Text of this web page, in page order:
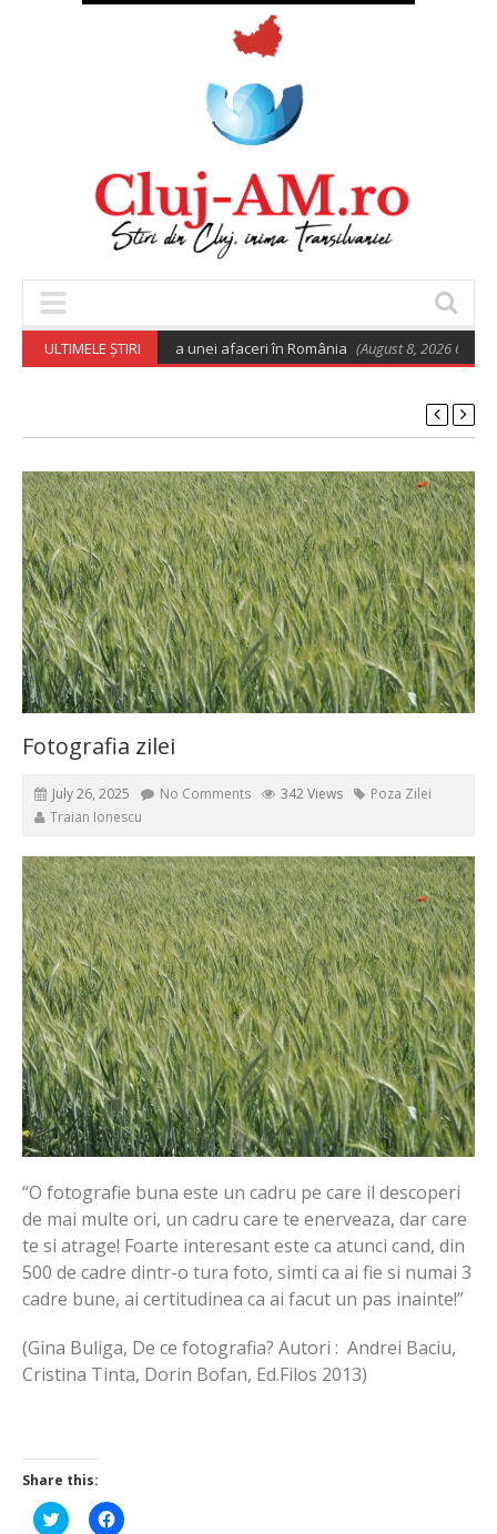
ULTIMELE ȘTIRI
pentru deschiderea unei afaceri în România (August 8, 2026 6:02 am)
Fotografia zilei
July 26, 2025 No Comments 342 Views
Poza Zilei
Traian Ionescu
“O fotografie buna este un cadru pe care il descoperi
de mai multe ori, un cadru care te enerveaza, dar care
te si atrage! Foarte interesant este ca atunci cand, din
500 de cadre dintr-o tura foto, simti ca ai fie si numai 3
cadre bune, ai certitudinea ca ai facut un pas inainte!”
(Gina Buliga, De ce fotografia? Autori : Andrei Baciu,
Cristina Tinta, Dorin Bofan, Ed.Filos 2013)
Share this:
Click Click